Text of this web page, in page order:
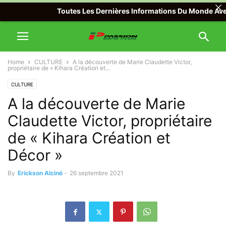
Home CULTURE
A la découverte de Marie Claudette Victor,
propriétaire de « Kihara Création et...
CULTURE
A la découverte de Marie
Claudette Victor, propriétaire
de « Kihara Création et
Décor »
By Erickson Alciné - 26 septembre 2021
Toutes Les Dernières Informations Du Monde Avec